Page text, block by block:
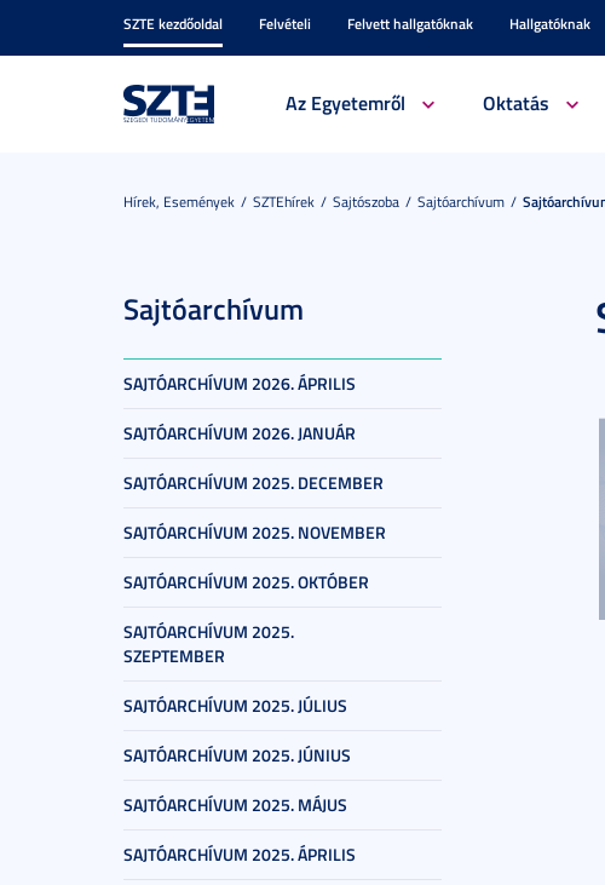
SZTE kezdőoldal Felvételi Felvett hallgatóknak Hallgatóknak
Az Egyetemről Oktatás
Hírek, Események SZTEhírek Sajtószoba Sajtóarchívum
Sajtóarchívum
SAJTÓARCHÍVUM 2026. ÁPRILIS
SAJTÓARCHÍVUM 2026. JANUÁR
SAJTÓARCHÍVUM 2025. DECEMBER
SAJTÓARCHÍVUM 2025. NOVEMBER
SAJTÓARCHÍVUM 2025. OKTÓBER
SAJTÓARCHÍVUM 2025.
SZEPTEMBER
SAJTÓARCHÍVUM 2025. JÚLIUS
SAJTÓARCHÍVUM 2025. JÚNIUS
SAJTÓARCHÍVUM 2025. MÁJUS
SAJTÓARCHÍVUM 2025. ÁPRILIS